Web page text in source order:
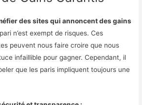
des sites qui annoncent des gains
n’est exempt de risques. Ces
peuvent nous faire croire que nous
infaillible pour gagner. Cependant, il
que les paris impliquent toujours une